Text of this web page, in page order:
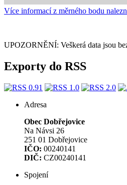
Více informací z měrného bodu
UPOZORNĚNÍ: Veškerá data jsou
Exporty do RSS
Adresa
Obec Dobřejovice
Na Návsi 26
251 01 Dobřejovice
IČO: 00240141
DIČ: CZ00240141
Spojení